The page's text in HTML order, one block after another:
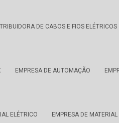
DE CABOS E FIOS ELÉTRICOS
EMPRESA DE AUTOMAÇÃO
ELÉTRICO EMPRESA DE